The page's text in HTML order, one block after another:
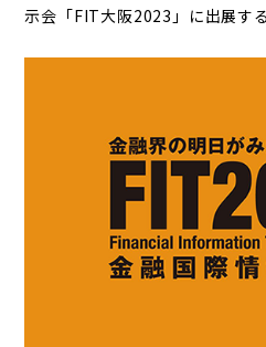
示会「FIT大阪2023」に出展す